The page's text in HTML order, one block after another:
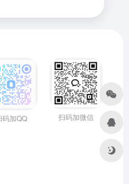
码加QQ 扫码加微信